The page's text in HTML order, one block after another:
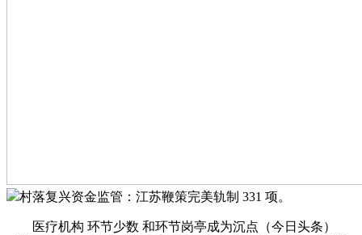
村落复兴资金监管：江苏鞭策完美轨制 331 项。
医疗机构 环节少数 和环节岗亭成为沉点（今日头条）